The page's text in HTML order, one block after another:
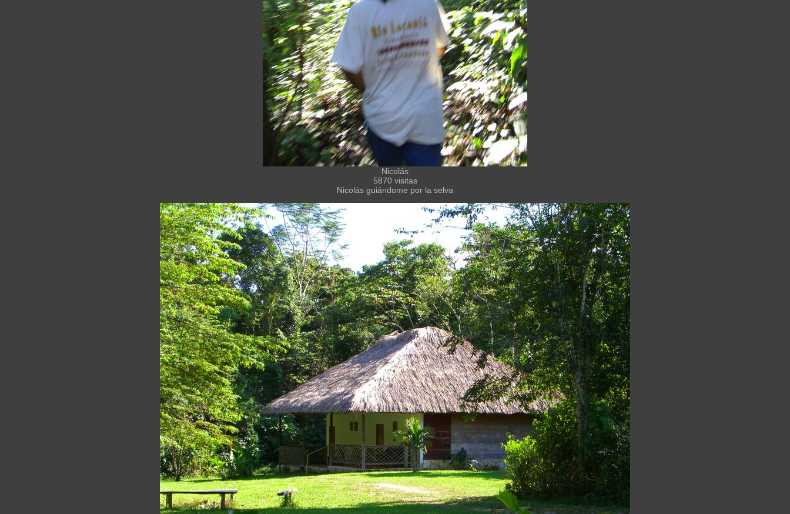
Nicolás
5870 visitas
Nicolás guiándome por la selva